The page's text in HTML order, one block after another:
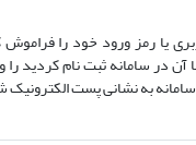
یا رمز ورود خود را فراموش
در سامانه ثبت نام کردید را
سامانه به نشانی پست